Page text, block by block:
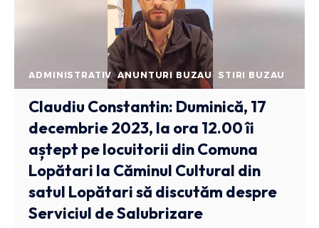
ADMINISTRATIV ANUNTURI BUZAU STIRI BUZAU
Claudiu Constantin: Duminică, 17
decembrie 2023, la ora 12.00 îi
aștept pe locuitorii din Comuna
Lopătari la Căminul Cultural din
satul Lopătari să discutăm despre
Serviciul de Salubrizare